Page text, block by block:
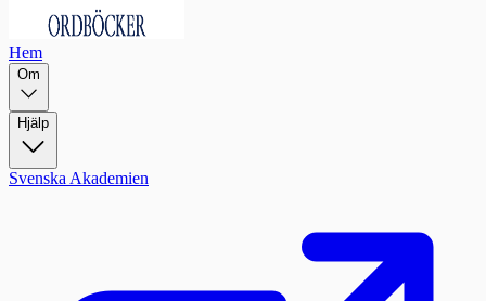
Hem
Om
Hjälp
Svenska Akademien